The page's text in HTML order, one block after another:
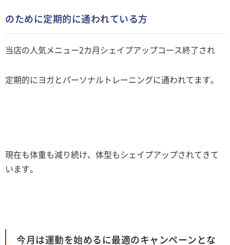
のために定期的に通われている方
当店の人気メニュー2カ月シェイプアップコース終了され
定期的にヨガとパーソナルトレーニングに通われてます。
現在も体重も減り続け、体型もシェイプアップされてきて
います。
今月は運動を始めるに最適のキャンペーンとな